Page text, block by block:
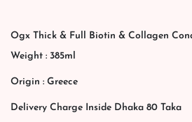
Ogx Thick & Full Biotin & Collagen
Weight : 385ml
Origin : Greece
Delivery Charge Inside Dhaka 80 Taka